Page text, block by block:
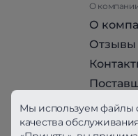
О
О
Отзывы
Стать
Мы используем файлы
качества